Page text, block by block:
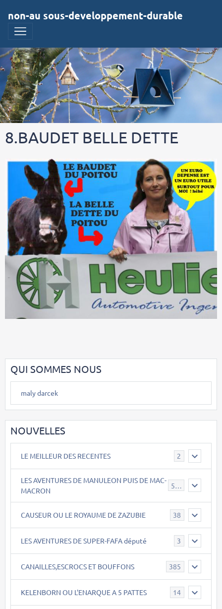
non-au sous-developpement-durable
8.BAUDET BELLE DETTE
QUI SOMMES NOUS
maly darcek
NOUVELLES
LE MEILLEUR DES RECENTES 2
LES AVENTURES DE MANULEON PUIS DE MAC-
MACRON
CAUSEUR OU LE ROYAUME DE ZAZUBIE 38
LES AVENTURES DE SUPER-FAFA député 3
CANAILLES,ESCROCS ET BOUFFONS 385
KELENBORN OU L'ENARQUE A 5 PATTES 14